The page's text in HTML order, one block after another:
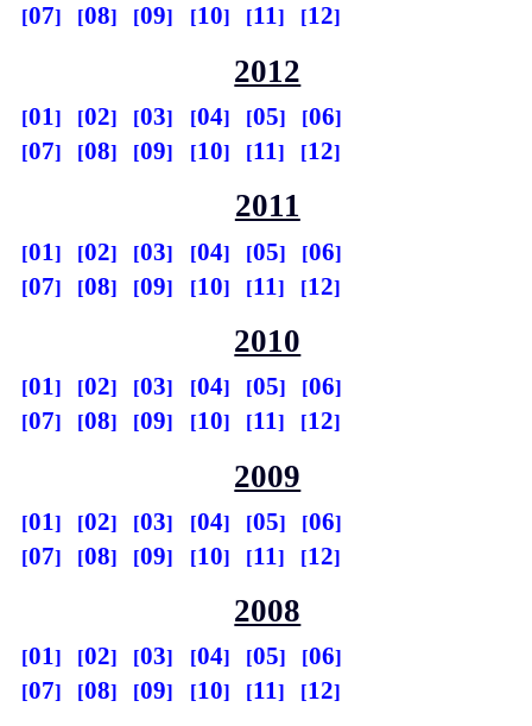
07
08 09 10 11 12
2012
01 02 03 04 05
06
07
08 09 10 11 12
2011
01 02 03 04 05
06
07
08 09 10 11 12
2010
01 02 03 04 05
06
07
08 09 10 11 12
2009
01 02 03 04 05
06
07
08 09 10 11 12
2008
01 02 03 04 05
06
07
08 09 10 11 12